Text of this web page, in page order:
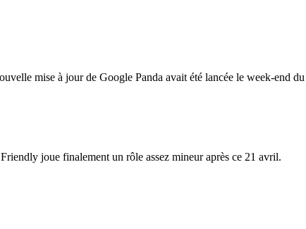
mise à jour de Google Panda avait été lancée le week-end
joue finalement un rôle assez mineur après ce 21 avril.